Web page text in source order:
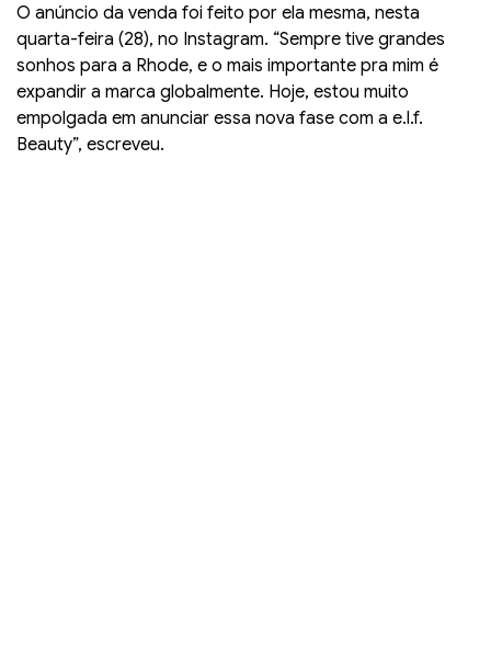
O anúncio da venda foi feito por ela mesma, nesta
quarta-feira (28), no Instagram. “Sempre tive grandes
sonhos para a Rhode, e o mais importante pra mim é
expandir a marca globalmente. Hoje, estou muito
empolgada em anunciar essa nova fase com a e.l.f.
Beauty”, escreveu.